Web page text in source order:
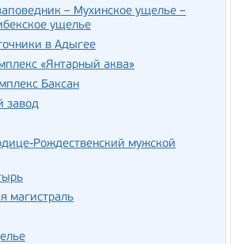
– Мухинское ущелье –
ущелье
в Адыгее
«Янтарный аква»
Баксан
завод
Рождественский мужской
магистраль